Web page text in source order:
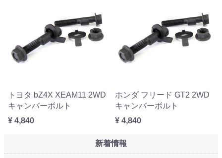
トヨタ bZ4X XEAM11 2WD
キャンバーボルト
¥ 4,840
ホンダ フリード GT2 2WD
キャンバーボルト
¥ 4,840
新着情報